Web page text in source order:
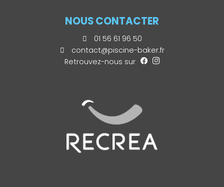
NOUS CONTACTER
01 56 61 96 50
contact@piscine-baker.fr
Retrouvez-nous sur